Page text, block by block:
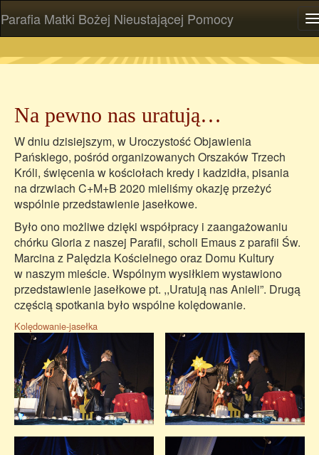
Parafia Matki Bożej Nieustającej Pomocy
Na pewno nas uratują…
W dniu dzisiejszym, w Uroczystość Objawienia
Pańskiego, pośród organizowanych Orszaków Trzech
Króli, święcenia w kościołach kredy i kadzidła, pisania
na drzwiach C+M+B 2020 mieliśmy okazję przeżyć
wspólnie przedstawienie jasełkowe.
Było ono możliwe dzięki współpracy i zaangażowaniu
chórku Gloria z naszej Parafii, scholi Emaus z parafii Św.
Marcina z Palędzia Kościelnego oraz Domu Kultury
w naszym mieście. Wspólnym wysiłkiem wystawiono
przedstawienie jasełkowe pt. ,,Uratują nas Anieli”. Drugą
częścią spotkania było wspólne kolędowanie.
Kolędowanie-jasełka